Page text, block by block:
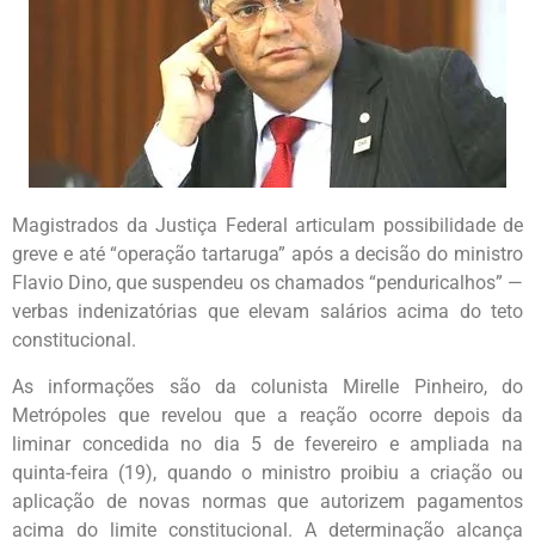
Magistrados da Justiça Federal articulam possibilidade de
greve e até “operação tartaruga” após a decisão do ministro
Flavio Dino, que suspendeu os chamados “penduricalhos” —
verbas indenizatórias que elevam salários acima do teto
constitucional.
As informações são da colunista Mirelle Pinheiro, do
Metrópoles que revelou que a reação ocorre depois da
liminar concedida no dia 5 de fevereiro e ampliada na
quinta-feira (19), quando o ministro proibiu a criação ou
aplicação de novas normas que autorizem pagamentos
acima do limite constitucional. A determinação alcança